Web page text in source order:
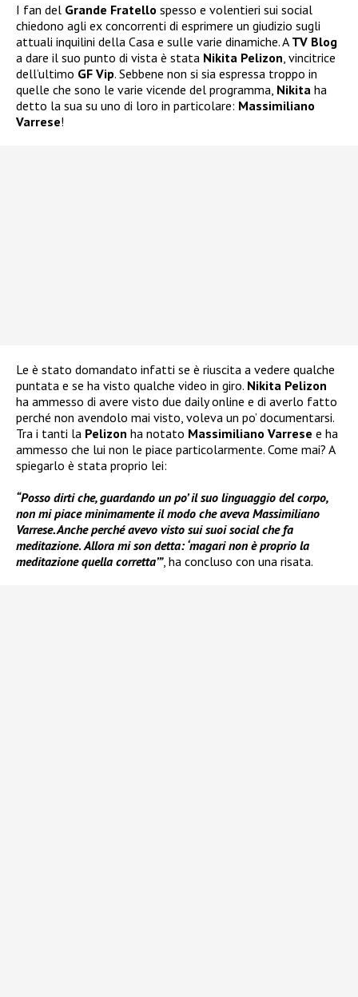
I fan del Grande Fratello spesso e volentieri sui social
chiedono agli ex concorrenti di esprimere un giudizio sugli
attuali inquilini della Casa e sulle varie dinamiche. A TV Blog
a dare il suo punto di vista è stata Nikita Pelizon , vincitrice
dell’ultimo GF Vip. Sebbene non si sia espressa troppo in
quelle che sono le varie vicende del programma, Nikita ha
detto la sua su uno di loro in particolare: Massimiliano
Varrese!
Le è stato domandato infatti se è riuscita a vedere qualche
puntata e se ha visto qualche video in giro. Nikita Pelizon
ha ammesso di avere visto due daily online e di averlo fatto
perché non avendolo mai visto, voleva un po’ documentarsi.
Tra i tanti la Pelizon ha notato Massimiliano Varrese e ha
ammesso che lui non le piace particolarmente. Come mai? A
spiegarlo è stata proprio lei:
“Posso dirti che, guardando un po’ il suo linguaggio del corpo,
non mi piace minimamente il modo che aveva Massimiliano
Varrese. Anche perché avevo visto sui suoi social che fa
meditazione. Allora mi son detta: ‘magari non è proprio la
meditazione quella corretta’”, ha concluso con una risata.